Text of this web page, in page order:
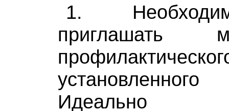
1.
приглашать
Идеально